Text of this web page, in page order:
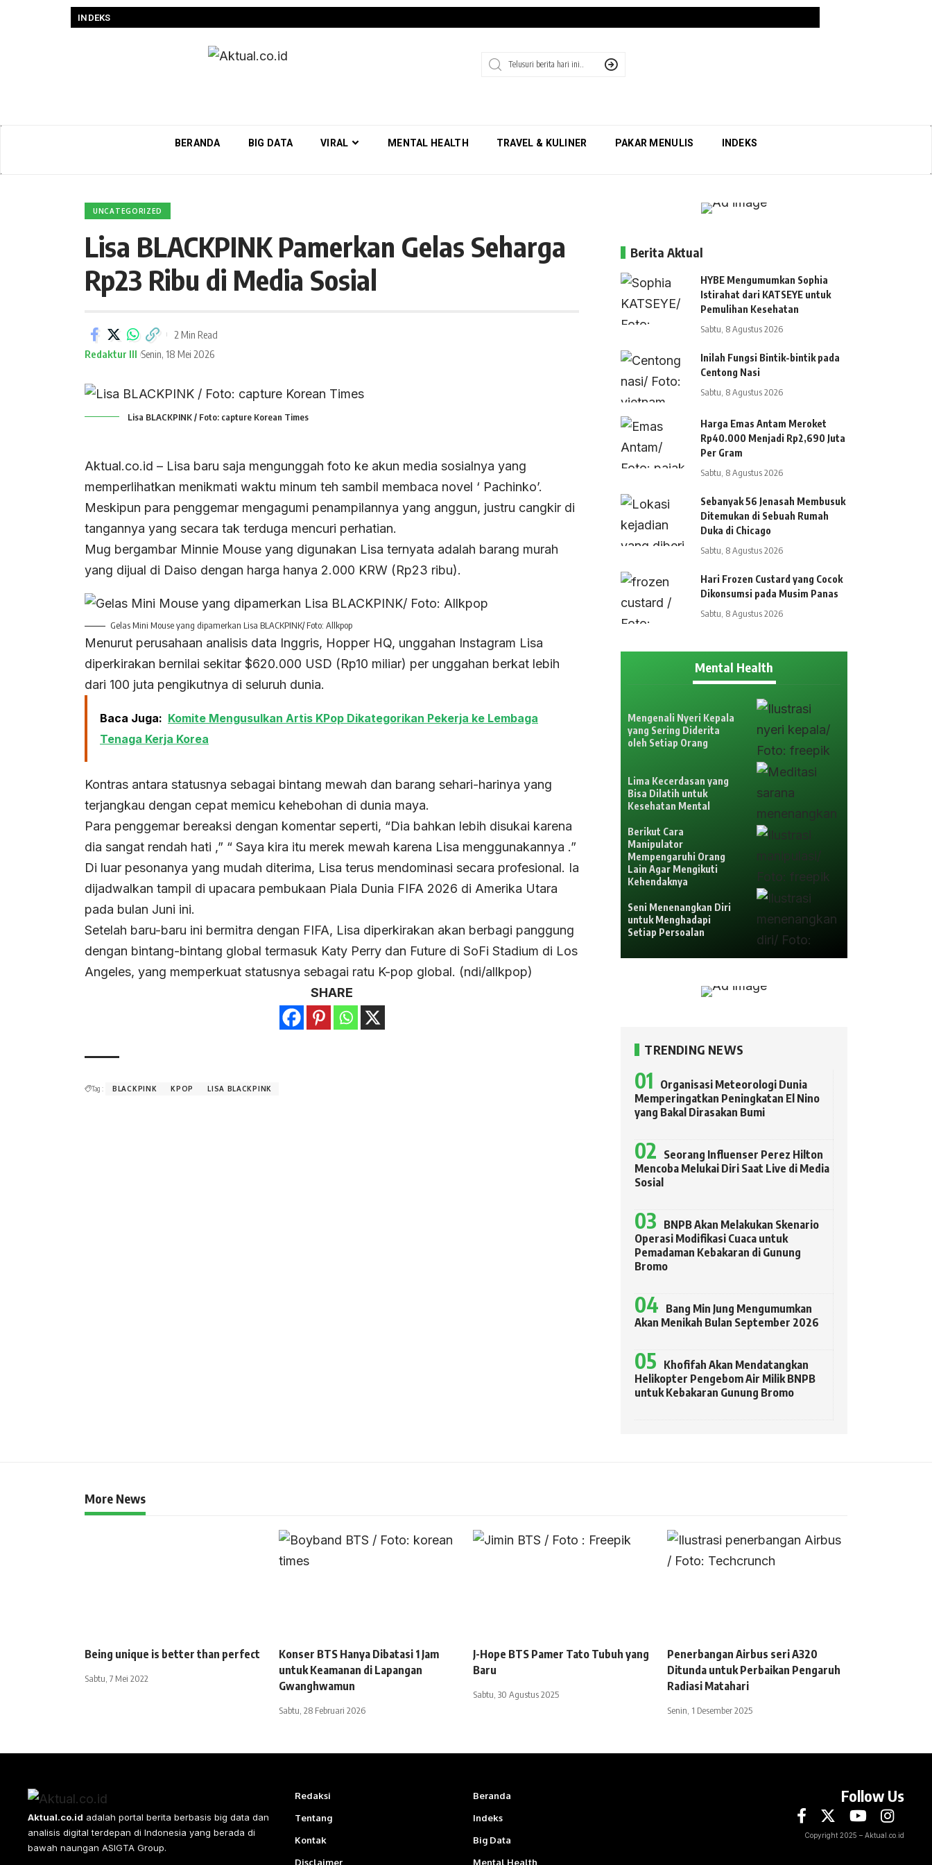
INDEKS
BERANDA BIG DATA VIRAL MENTAL HEALTH TRAVEL & KULINER PAKAR MENULIS INDEKS
UNCATEGORIZED
Lisa BLACKPINK Pamerkan Gelas Seharga
Rp23 Ribu di Media Sosial
Redaktur III Senin, 18 Mei 2026
2 Min Read
Lisa BLACKPINK / Foto: capture Korean Times
Aktual.co.id – Lisa baru saja mengunggah foto ke akun media sosialnya yang
memperlihatkan menikmati waktu minum teh sambil membaca novel ‘ Pachinko’.
Meskipun para penggemar mengagumi penampilannya yang anggun, justru cangkir di
tangannya yang secara tak terduga mencuri perhatian.
Mug bergambar Minnie Mouse yang digunakan Lisa ternyata adalah barang murah
yang dijual di Daiso dengan harga hanya 2.000 KRW (Rp23 ribu).
Gelas Mini Mouse yang dipamerkan Lisa BLACKPINK/ Foto: Allkpop
Menurut perusahaan analisis data Inggris, Hopper HQ, unggahan Instagram Lisa
diperkirakan bernilai sekitar $620.000 USD (Rp10 miliar) per unggahan berkat lebih
dari 100 juta pengikutnya di seluruh dunia.
Baca Juga: Komite Mengusulkan Artis KPop Dikategorikan Pekerja ke Lembaga
Tenaga Kerja Korea
Kontras antara statusnya sebagai bintang mewah dan barang sehari-harinya yang
terjangkau dengan cepat memicu kehebohan di dunia maya.
Para penggemar bereaksi dengan komentar seperti, “Dia bahkan lebih disukai karena
dia sangat rendah hati ,” “ Saya kira itu merek mewah karena Lisa menggunakannya .”
Di luar pesonanya yang mudah diterima, Lisa terus mendominasi secara profesional. Ia
dijadwalkan tampil di upacara pembukaan Piala Dunia FIFA 2026 di Amerika Utara
pada bulan Juni ini.
Setelah baru-baru ini bermitra dengan FIFA, Lisa diperkirakan akan berbagi panggung
dengan bintang-bintang global termasuk Katy Perry dan Future di SoFi Stadium di Los
Angeles, yang memperkuat statusnya sebagai ratu K-pop global. (ndi/allkpop)
SHARE
Tag : BLACKPINK KPOP LISA BLACKPINK
Berita Aktual
HYBE Mengumumkan Sophia
Istirahat dari KATSEYE untuk
Pemulihan Kesehatan
Sabtu, 8 Agustus 2026
Inilah Fungsi Bintik-bintik pada
Centong Nasi
Sabtu, 8 Agustus 2026
Harga Emas Antam Meroket
Rp40.000 Menjadi Rp2,690 Juta
Per Gram
Sabtu, 8 Agustus 2026
Sebanyak 56 Jenasah Membusuk
Ditemukan di Sebuah Rumah
Duka di Chicago
Sabtu, 8 Agustus 2026
Hari Frozen Custard yang Cocok
Dikonsumsi pada Musim Panas
Sabtu, 8 Agustus 2026
Mental Health
Mengenali Nyeri Kepala
yang Sering Diderita
oleh Setiap Orang
Lima Kecerdasan yang
Bisa Dilatih untuk
Kesehatan Mental
Berikut Cara
Manipulator
Mempengaruhi Orang
Lain Agar Mengikuti
Kehendaknya
Seni Menenangkan Diri
untuk Menghadapi
Setiap Persoalan
TRENDING NEWS
Organisasi Meteorologi Dunia
Memperingatkan Peningkatan El Nino
yang Bakal Dirasakan Bumi
Seorang Influenser Perez Hilton
Mencoba Melukai Diri Saat Live di Media
Sosial
BNPB Akan Melakukan Skenario
Operasi Modifikasi Cuaca untuk
Pemadaman Kebakaran di Gunung
Bromo
Bang Min Jung Mengumumkan
Akan Menikah Bulan September 2026
Khofifah Akan Mendatangkan
Helikopter Pengebom Air Milik BNPB
untuk Kebakaran Gunung Bromo
More News
Being unique is better than perfect
Sabtu, 7 Mei 2022
Konser BTS Hanya Dibatasi 1 Jam
untuk Keamanan di Lapangan
Gwanghwamun
Sabtu, 28 Februari 2026
J-Hope BTS Pamer Tato Tubuh yang
Baru
Sabtu, 30 Agustus 2025
Penerbangan Airbus seri A320
Ditunda untuk Perbaikan Pengaruh
Radiasi Matahari
Senin, 1 Desember 2025
Aktual.co.id adalah portal berita berbasis big data dan
analisis digital terdepan di Indonesia yang berada di
bawah naungan ASIGTA Group.
Redaksi
Tentang
Kontak
Disclaimer
Beranda
Indeks
Big Data
Mental Health
Follow Us
Copyright 2025 – Aktual.co.id